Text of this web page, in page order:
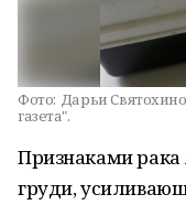
Фото: Дарьи
газета".
Признаками рака
груди,